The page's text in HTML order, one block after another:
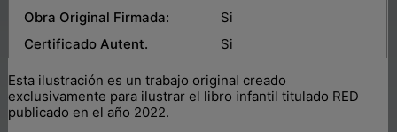
Obra Original Firmada:
Si
Certificado Autent.
Si
Esta ilustración es un trabajo original creado
exclusivamente para ilustrar el libro infantil titulado RED
publicado en el año 2022.